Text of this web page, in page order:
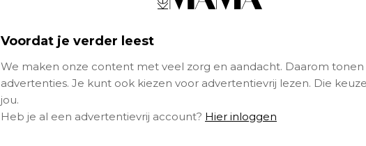
Voordat je verder leest
We maken onze content met veel zorg en aandacht. Daarom tonen
advertenties. Je kunt ook kiezen voor advertentievrij lezen. Die
jou.
Heb je al een advertentievrij account? Hier inloggen